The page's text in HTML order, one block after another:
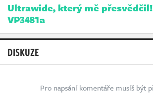
Ultrawide, který mě
VP3481a
DISKUZE
Pro napsání komentáře musíš být